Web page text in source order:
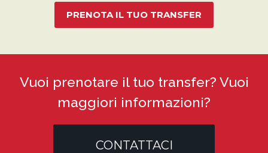
PRENOTA IL TUO TRANSFER
Vuoi prenotare il tuo transfer? Vuoi
maggiori informazioni?
CONTATTACI